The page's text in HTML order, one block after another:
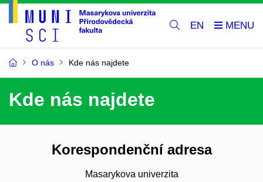
EN
O nás Kde nás najdete
Kde nás najdete
Korespondenční adresa
Masarykova univerzita